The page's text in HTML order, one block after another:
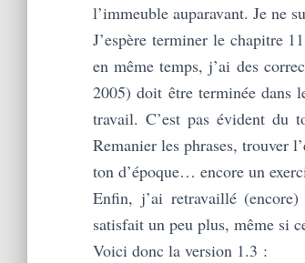
l’immeuble auparavant. Je ne
J’espère terminer le chapitre
en même temps, j’ai des
2005) doit être terminée dans
travail. C’est pas évident du
Remanier les phrases, trouver
ton d’époque… encore un
Enfin, j’ai retravaillé
satisfait un peu plus, même si
Voici donc la version 1.3 :